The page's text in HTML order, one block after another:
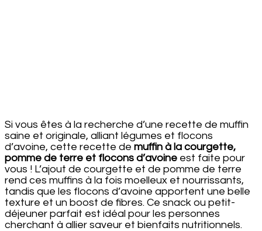
Si vous êtes à la recherche d’une recette de muffin
saine et originale, alliant légumes et flocons
d’avoine, cette recette de muffin à la courgette,
pomme de terre et flocons d’avoine est faite pour
vous ! L’ajout de courgette et de pomme de terre
rend ces muffins à la fois moelleux et nourrissants,
tandis que les flocons d’avoine apportent une belle
texture et un boost de fibres. Ce snack ou petit-
déjeuner parfait est idéal pour les personnes
cherchant à allier saveur et bienfaits nutritionnels.